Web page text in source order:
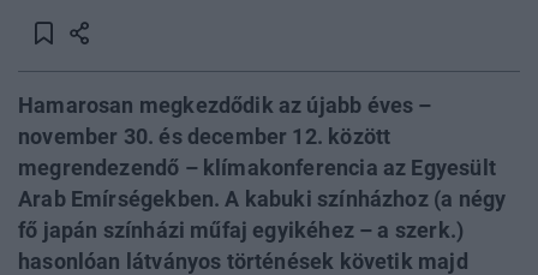
Hamarosan megkezdődik az újabb éves –
november 30. és december 12. között
megrendezendő – klímakonferencia az Egyesült
Arab Emírségekben. A kabuki színházhoz (a négy
fő japán színházi műfaj egyikéhez – a szerk.)
hasonlóan látványos történések követik majd